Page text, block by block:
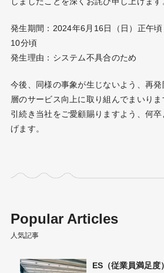
発生期間：2024年6月16日（日）正午
10分頃
発生理由：システム不具合のため
今後、同様の事象が生じないよう、再
層のサービス向上に取り組んでまいりま
引続き当社をご愛顧賜りますよう、何
げます。
Popular Articles
人気記事
ES（従業員満足度）